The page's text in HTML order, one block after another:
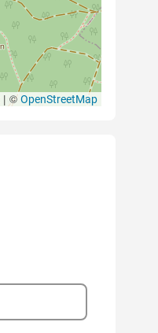
| ©OpenStreetMap